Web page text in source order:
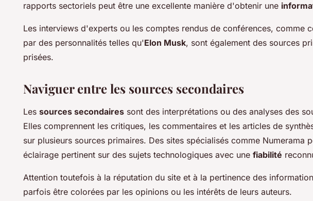
rapports sectoriels peut être une excellente manière d'obtenir une
Les interviews d'experts ou les comptes rendus de conférences, comme
par des personnalités telles qu'Elon Musk, sont également des sources
prisées.
Naviguer entre les sources secondaires
Les sources secondaires sont des interprétations ou des analyses des
Elles comprennent les critiques, les commentaires et les articles de
sur plusieurs sources primaires. Des sites spécialisés comme Numerama
éclairage pertinent sur des sujets technologiques avec une fiabilité
Attention toutefois à la réputation du site et à la pertinence des
parfois être colorées par les opinions ou les intérêts de leurs auteurs.